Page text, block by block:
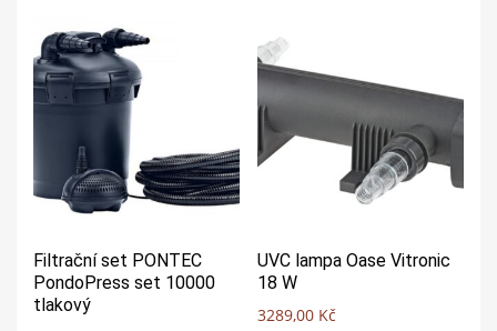
Filtrační set PONTEC
PondoPress set 10000
tlakový
UVC lampa Oase Vitronic
18 W
3289,00 Kč